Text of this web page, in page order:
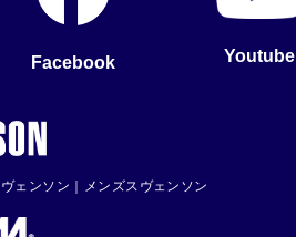
Facebook Youtube
ェンソン｜メンズスヴェンソン